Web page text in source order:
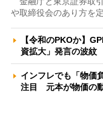
や取締役会のあり方を
【令和のPKOか】
資拡大」発言の波
インフレでも「物価
注目 元本が物価の